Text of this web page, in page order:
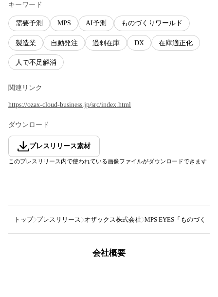
キーワード
需要予測 MPS AI予測 ものづくりワールド
製造業 自動発注 過剰在庫 DX 在庫適正化
人で不足解消
関連リンク
https://ozax-cloud-business.jp/src/index.html
ダウンロード
プレスリリース素材
このプレスリリース内で使われている画像ファイルがダウンロードできます
トップ プレスリリース オザックス株式会社 MPS EYES「ものづくり
会社概要